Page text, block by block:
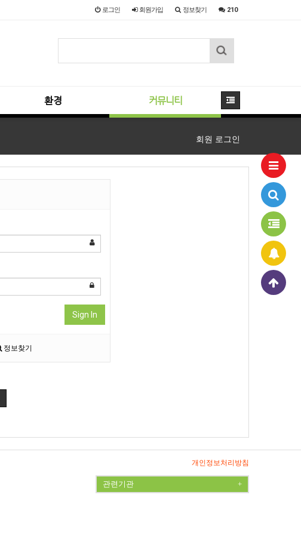
로그인 회원가입 정보찾기 210
환경 커뮤니티
회원 로그인
Sign In
정보찾기
개인정보처리방침
관련기관 +